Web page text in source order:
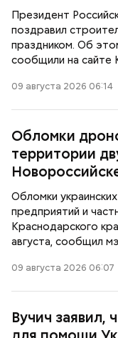
Президент
поздравил
праздником. Об
сообщили на сайте
09 августа 2026 06:14
Обломки
территории
Обломки
предприятий и
Краснодарского
августа, сообщил
09 августа 2026 06:07
Вучич заявил,